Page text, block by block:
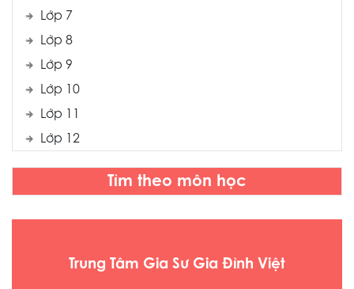
Lớp 7
Lớp 8
Lớp 9
Lớp 10
Lớp 11
Lớp 12
Tìm theo môn học
Trung Tâm Gia Sư Gia Đình Việt